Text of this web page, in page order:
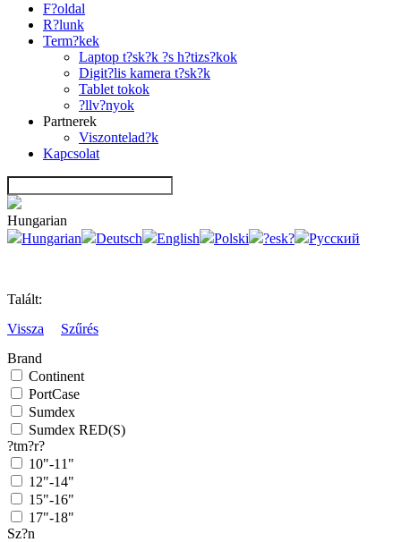
F?oldal
R?lunk
Term?kek
Laptop t?sk?k ?s h?tizs?kok
Digit?lis kamera t?sk?k
Tablet tokok
?llv?nyok
Partnerek
Viszontelad?k
Kapcsolat
Hungarian
Hungarian
Deutsch English Polski ?esk? Русский
Talált:
Vissza
Szűrés
Brand
Continent
PortCase
Sumdex
Sumdex RED(S)
?tm?r?
10"-11"
12"-14"
15"-16"
17"-18"
Sz?n